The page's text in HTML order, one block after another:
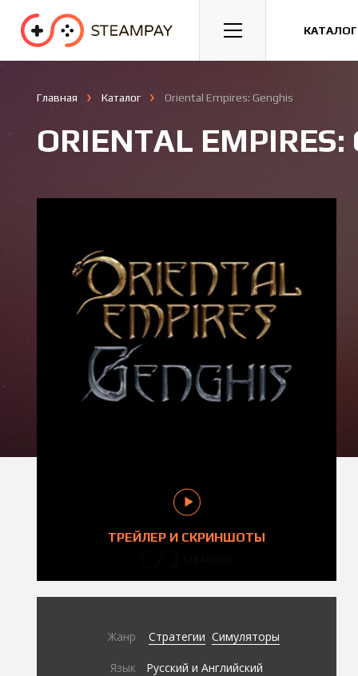
Спорт Гонки Казуальные
Главная Каталог Oriental Empires: Genghis
ORIENTAL EMPIRES:
ТРЕЙЛЕР И СКРИНШОТЫ
Жанр Стратегии Симуляторы
Язык Русский и Английский